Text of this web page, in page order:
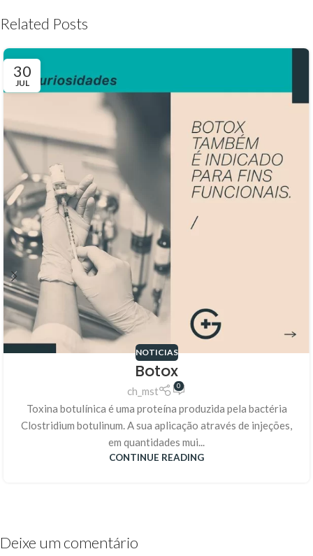
Related Posts
30
JUL
NOTICIAS
Botox
ch_mst 0
Toxina botulínica é uma proteína produzida pela bactéria
Clostridium botulinum. A sua aplicação através de injeções,
em quantidades mui...
CONTINUE READING
Deixe um comentário